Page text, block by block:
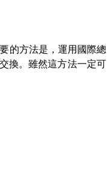
的方法是，運用國際總
換。雖然這方法一定可